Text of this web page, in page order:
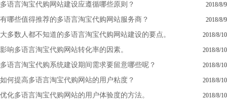
多语言淘宝代购网站建设应遵循哪些原则？ 2018/8/9
有哪些值得推荐的多语言淘宝代购网站服务商？ 2018/8/9
大多数人都不知道的多语言淘宝代购网站建设的要点。 2018/8/10
影响多语言淘宝代购网站转化率的因素。 2018/8/10
多语言淘宝代购系统建设期间需求要留意哪些呢？ 2018/8/10
如何提高多语言淘宝代购网站的用户粘度？ 2018/8/10
优化多语言淘宝代购网站的用户体验度的方法。 2018/8/10